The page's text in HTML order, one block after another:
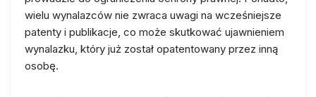
wielu wynalazców nie zwraca uwagi na wcześniejsze
patenty i publikacje, co może skutkować ujawnieniem
wynalazku, który już został opatentowany przez inną
osobę.